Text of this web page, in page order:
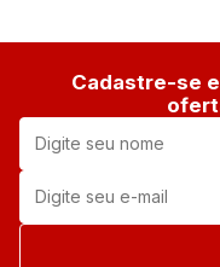
Cadastre-se